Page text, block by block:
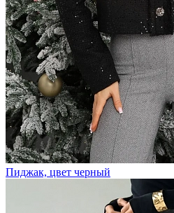
Пиджак, цвет черный